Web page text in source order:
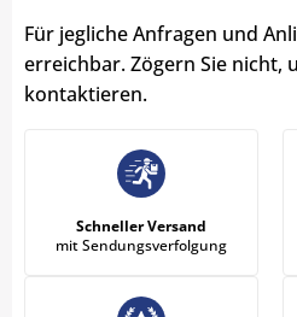
Für jegliche Anfragen und
erreichbar. Zögern Sie nicht,
kontaktieren.
Schneller Versand
mit Sendungsverfolgung